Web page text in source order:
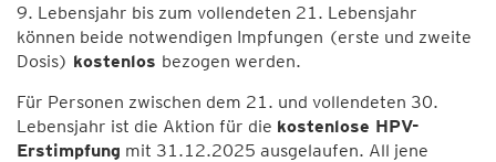
9. Lebensjahr bis zum vollendeten 21. Lebensjahr
können beide notwendigen Impfungen (erste und zweite
Dosis) kostenlos bezogen werden.
Für Personen zwischen dem 21. und vollendeten 30.
Lebensjahr ist die Aktion für die kostenlose HPV-
Erstimpfung mit 31.12.2025 ausgelaufen. All jene